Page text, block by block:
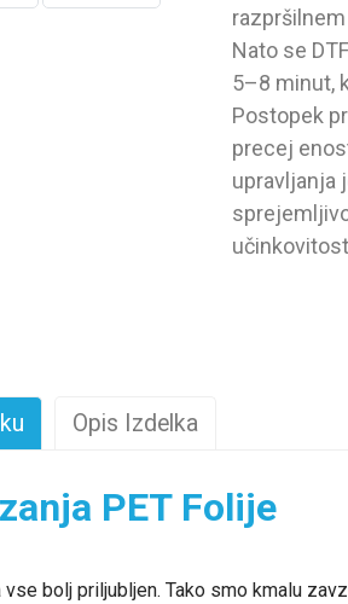
Nato se
5–8 minut,
Postopek
precej
upravljanja
Opis Izdelka
PET Folije
bolj priljubljen. Tako smo kmalu